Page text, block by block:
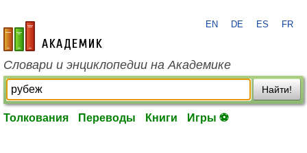
academic.ru
EN DE ES FR
Словари и энциклопедии на Академике
Найти!
Толкования Переводы Книги Игры ⚽